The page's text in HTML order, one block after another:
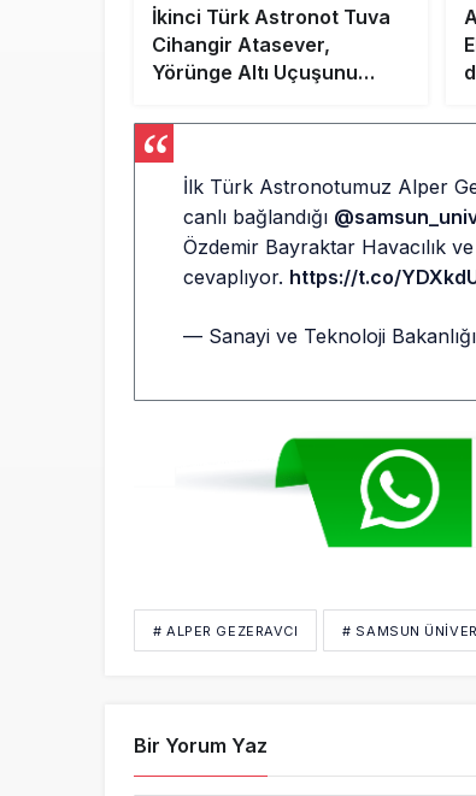
İkinci Türk Astronot Tuva
Cihangir Atasever,
Yörünge Altı Uçuşunu
İlk Türk Astronotumuz Alper
canlı bağlandığı
Özdemir Bayraktar Havacılık
cevaplıyor. https://t.co/
— Sanayi ve Teknoloji
# ALPER GEZERAVCI # SAMSUN
Bir Yorum Yaz